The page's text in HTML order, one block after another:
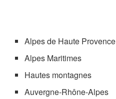
Alpes de Haute Provence
Alpes Maritimes
Hautes montagnes
Auvergne-Rhône-Alpes